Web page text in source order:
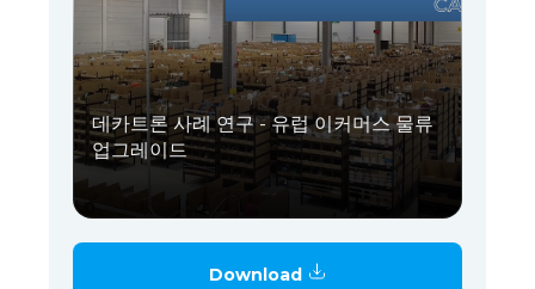
데카트론 사례 연구 - 유럽 이커머스 물류
업그레이드
Download